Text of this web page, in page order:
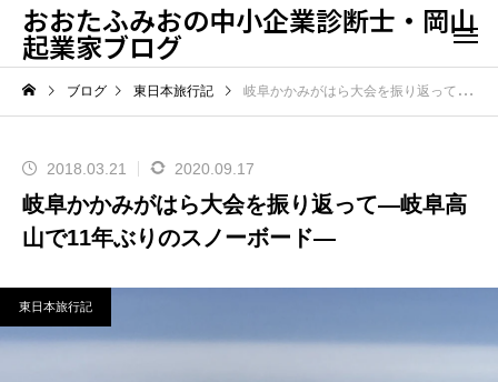
おおたふみおの中小企業診断士・岡山
起業家ブログ
ブログ 東日本旅行記 岐阜かかみがはら大会を振り返って—岐阜高山で11年ぶりのスノーボード—
2018.03.21 2020.09.17
岐阜かかみがはら大会を振り返って—岐阜高
山で11年ぶりのスノーボード—
東日本旅行記